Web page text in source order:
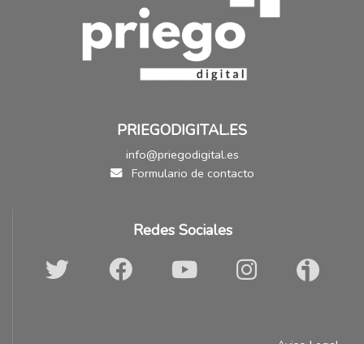
PRIEGODIGITAL.ES
info@priegodigital.es
Formulario de contacto
Redes Sociales